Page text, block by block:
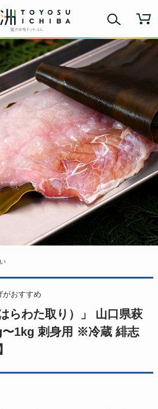
がおすすめ
らわた取り）」 山口県萩
〜1kg 刺身用 ※冷蔵 緋志